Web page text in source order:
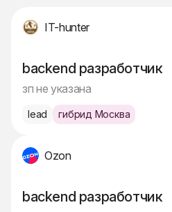
IT-hunter
backend разработчик
зп не указана
lead гибрид Москва
Ozon
backend разработчик